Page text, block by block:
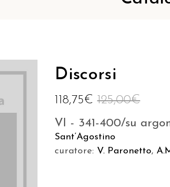
Discorsi
125,00€
118,75€
VI - 341-400/su
Sant’Agostino
curatore: V. Paronetto,